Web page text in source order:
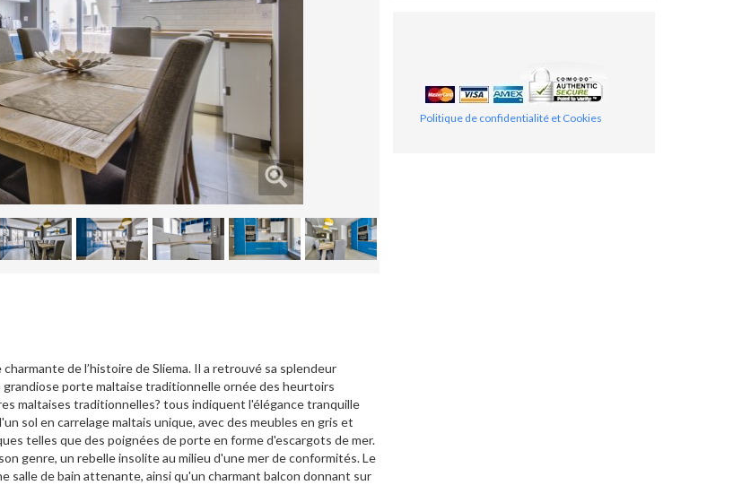
de l’histoire de Sliema. Il a retrouvé sa splendeur
grandiose porte maltaise traditionnelle ornée des heurtoirs
maltaises traditionnelles? tous indiquent l'élégance tranquille
sol en carrelage maltais unique, avec des meubles en gris et
telles que des poignées de porte en forme d'escargots de mer.
genre, un rebelle insolite au milieu d'une mer de conformités. Le
salle de bain attenante, ainsi qu'un charmant balcon donnant sur
Politique de confidentialité et Cookies